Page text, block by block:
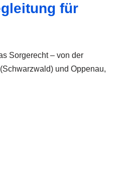
für
Sorgerecht – von der
und Oppenau,